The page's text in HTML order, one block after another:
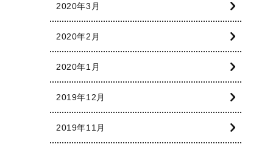
2020年3月
2020年2月
2020年1月
2019年12月
2019年11月